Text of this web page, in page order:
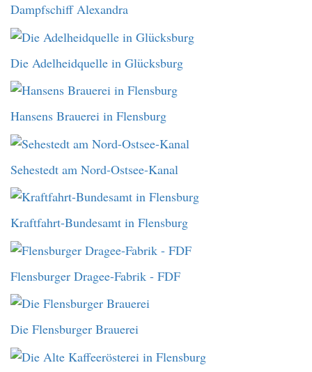
Dampfschiff Alexandra
Die Adelheidquelle in Glücksburg
Hansens Brauerei in Flensburg
Sehestedt am Nord-Ostsee-Kanal
Kraftfahrt-Bundesamt in Flensburg
Flensburger Dragee-Fabrik - FDF
Die Flensburger Brauerei